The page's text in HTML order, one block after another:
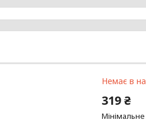
Немає в
319 ₴